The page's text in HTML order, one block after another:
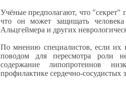
Учёные предполагают, что "секрет"
что он может защищать
Альцгеймера и других
По мнению специалистов, если их
поводом для пересмотра роли
содержание липопротеинов
профилактике сердечно-